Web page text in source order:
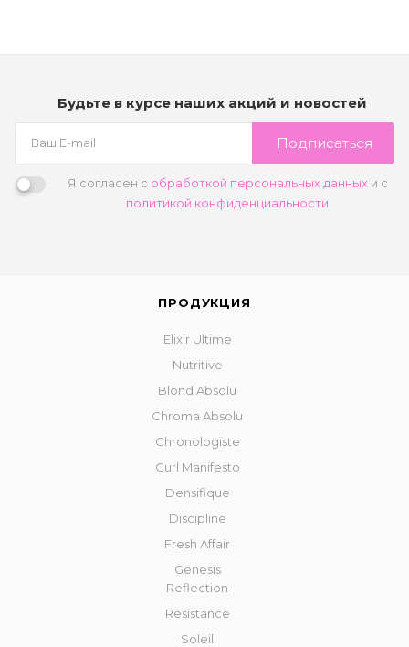
Будьте в курсе наших акций и новостей
Подписаться
Я согласен с обработкой персональных данных и с
политикой конфиденциальности
ПРОДУКЦИЯ
Elixir Ultime
Nutritive
Blond Absolu
Chroma Absolu
Chronologiste
Curl Manifesto
Densifique
Discipline
Fresh Affair
Genesis
Reflection
Resistance
Soleil